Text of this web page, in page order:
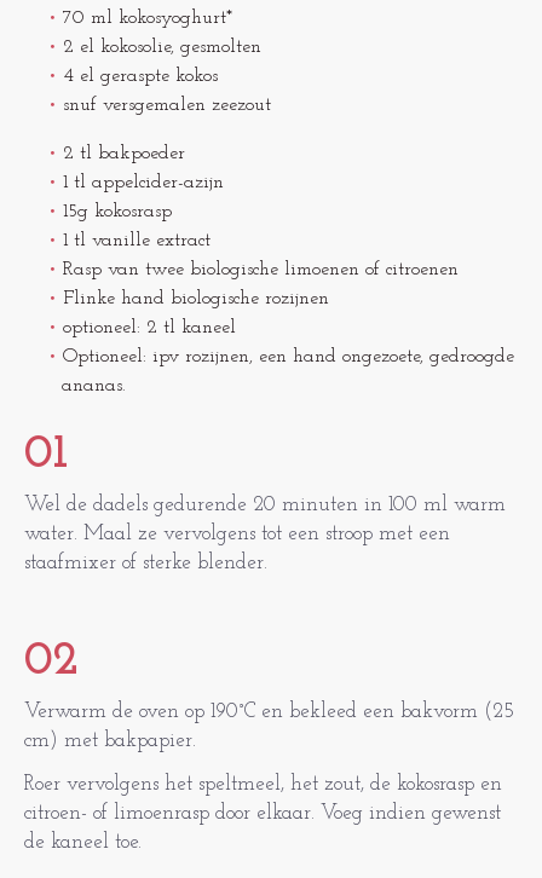
70 ml kokosyoghurt*
2 el kokosolie, gesmolten
4 el geraspte kokos
snuf versgemalen zeezout
2 tl bakpoeder
1 tl appelcider-azijn
15g kokosrasp
1 tl vanille extract
Rasp van twee biologische limoenen of citroenen
Flinke hand biologische rozijnen
optioneel: 2 tl kaneel
Optioneel: ipv rozijnen, een hand ongezoete, gedroogde
ananas.
01
Wel de dadels gedurende 20 minuten in 100 ml warm
water. Maal ze vervolgens tot een stroop met een
staafmixer of sterke blender.
02
Verwarm de oven op 190°C en bekleed een bakvorm (25
cm) met bakpapier.
Roer vervolgens het speltmeel, het zout, de kokosrasp en
citroen- of limoenrasp door elkaar. Voeg indien gewenst
de kaneel toe.